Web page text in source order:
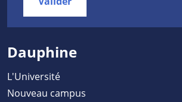
Dauphine
L'Université
Nouveau campus